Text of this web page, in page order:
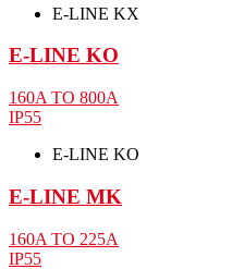
E-LINE KX
E-LINE KO
160A TO 800A
IP55
E-LINE KO
E-LINE MK
160A TO 225A
IP55